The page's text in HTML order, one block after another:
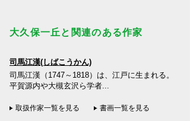
大久保一丘と関連のある作家
司馬江漢(しばこうかん)
司馬江漢（1747～1818）は、江戸に生まれる。
平賀源内や大槻玄沢ら学者...
取扱作家一覧を見る 書画一覧を見る